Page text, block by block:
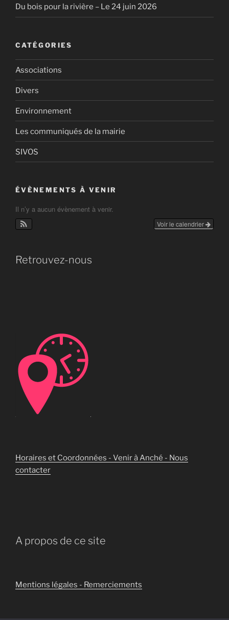
Du bois pour la rivière – Le 24 juin 2026
CATÉGORIES
Associations
Divers
Environnement
Les communiqués de la mairie
SIVOS
ÉVÈNEMENTS À VENIR
Il n’y a aucun évènement à venir.
Voir le calendrier
Retrouvez-nous
Horaires et Coordonnées - Venir à Anché - Nous
contacter
A propos de ce site
Mentions légales - Remerciements